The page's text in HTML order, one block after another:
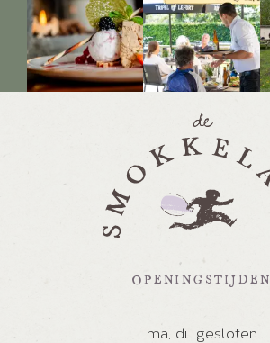
OPENINGSTIJDEN
ma, di
gesloten